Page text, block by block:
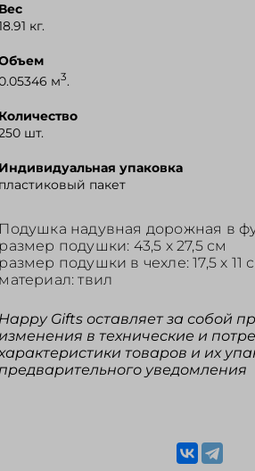
кг.
м3.
шт.
упаковка
пакет
надувная дорожная в
подушки: 43,5 х 27,5 см
подушки в чехле: 17,5 х 11
твил
Gifts оставляет за собой
в технические и
товаров и их
уведомления